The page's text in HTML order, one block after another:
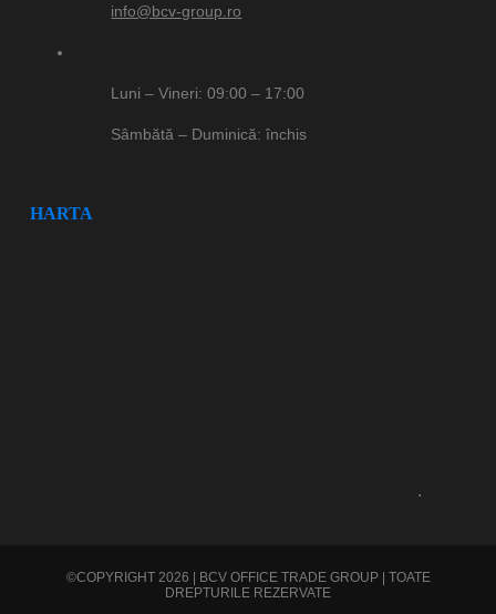
info@bcv-group.ro
Luni – Vineri: 09:00 – 17:00
Sâmbătă – Duminică: închis
HARTA
.
©COPYRIGHT 2026 | BCV OFFICE TRADE GROUP | TOATE
DREPTURILE REZERVATE